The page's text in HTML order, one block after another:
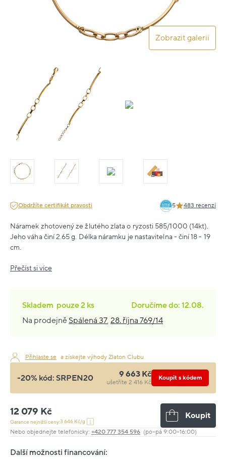
Zobrazit galerii
Obdržíte certifikát pravosti 5 483 recenzí
Náramek zhotovený ze žlutého zlata o ryzosti 585/1000 (14kt).
Jeho váha činí 2.65 g. Délka náramku je nastavitelna - činí 18 - 19
cm.
Přečíst si více
Skladem pouze2 ks
Doručíme do: 12.08.
Na prodejně Spálená 37, 28. října 769/14
Přihlaste se a získejte výhody Zlaton Clubu
-20% kód: SRPEN20 9 663 Kč
ušetříte 2 416 Kč
Koupit s kódem
12 079 Kč
Garance nejnižší ceny:3 646 Kč/g
Koupit
Nebo objednejte telefonicky: +420 777 354 596 (po–pá 9:00–16:00)
Další možnosti financování: